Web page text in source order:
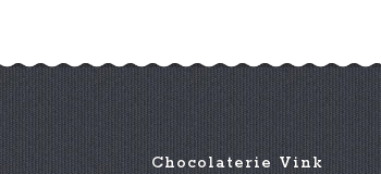
Chocolaterie Vink